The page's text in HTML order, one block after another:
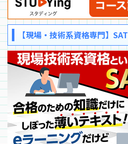
【現場・技術系資格専門】SAT